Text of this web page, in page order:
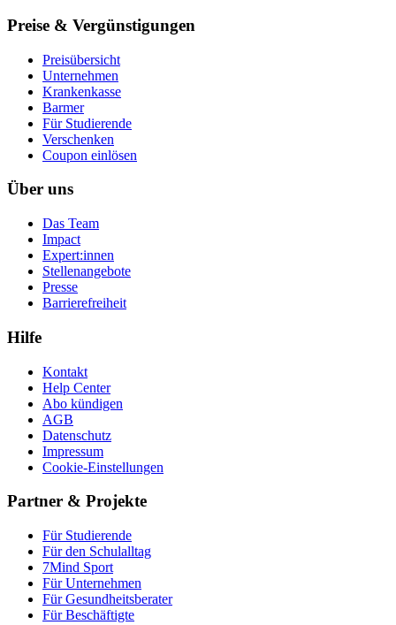
Preise & Vergünstigungen
Preisübersicht
Unternehmen
Krankenkasse
Barmer
Für Studierende
Ver­schen­ken
Coupon einlösen
Über uns
Das Team
Impact
Expert:innen
Stellenangebote
Presse
Barrierefreiheit
Hilfe
Kontakt
Help Center
Abo kündigen
AGB
Datenschutz
Impressum
Cookie-Einstellungen
Partner & Projekte
Für Stu­die­rende
Für den Schulalltag
7Mind Sport
Für Unter­neh­men
Für Gesund­heits­be­ra­ter
Für Beschäftigte